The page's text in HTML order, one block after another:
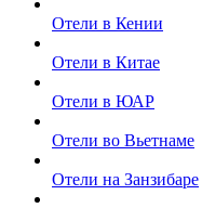
Отели в Кении
Отели в Китае
Отели в ЮАР
Отели во Вьетнаме
Отели на Занзибаре